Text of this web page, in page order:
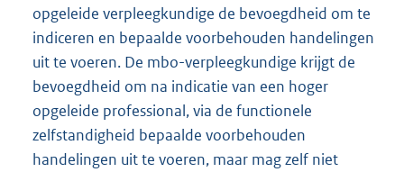
opgeleide verpleegkundige de bevoegdheid om te
indiceren en bepaalde voorbehouden handelingen
uit te voeren. De mbo-verpleegkundige krijgt de
bevoegdheid om na indicatie van een hoger
opgeleide professional, via de functionele
zelfstandigheid bepaalde voorbehouden
handelingen uit te voeren, maar mag zelf niet